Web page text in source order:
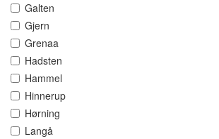
Galten
Gjern
Grenaa
Hadsten
Hammel
Hinnerup
Hørning
Langå